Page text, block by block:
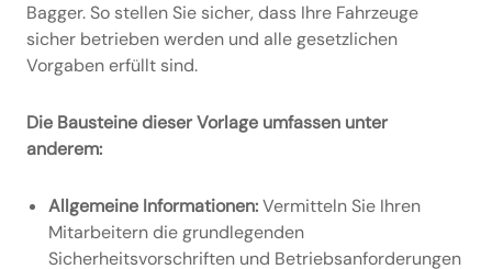
Bagger. So stellen Sie sicher, dass Ihre Fahrzeuge
sicher betrieben werden und alle gesetzlichen
Vorgaben erfüllt sind.
Die Bausteine dieser Vorlage umfassen unter
anderem:
Allgemeine Informationen:Vermitteln Sie Ihren
Mitarbeitern die grundlegenden
Sicherheitsvorschriften und Betriebsanforderungen